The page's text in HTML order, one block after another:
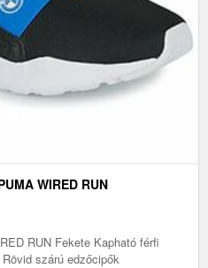
WIRED RUN
RUN Fekete Kapható férfi
szárú edzőcipők